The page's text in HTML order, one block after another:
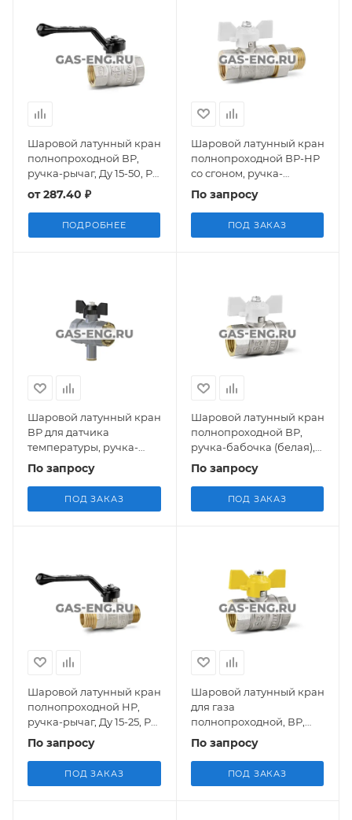
Шаровой латунный кран
полнопроходной ВР,
ручка-рычаг, Ду 15-50, Ру
25-40, LD Pride
от287.40 ₽
ПОДРОБНЕЕ
Шаровой латунный кран
полнопроходной ВР-НР
со сгоном, ручка-
бабочка (белая), Ду 15-25,
Ру 40, LD Pride
По запросу
ПОД ЗАКАЗ
Шаровой латунный кран
ВР для датчика
температуры, ручка-
бабочка, Ду 15, Ру 40, LD
Pride 45.15.В-В.T.Б
По запросу
ПОД ЗАКАЗ
Шаровой латунный кран
полнопроходной ВР,
ручка-бабочка (белая),
Ду 15-32, Ру 25-40, LD
По запросу
ПОД ЗАКАЗ
Шаровой латунный кран
полнопроходной НР,
ручка-рычаг, Ду 15-25, Ру
40, LD Pride
По запросу
ПОД ЗАКАЗ
Шаровой латунный кран
для газа
полнопроходной, ВР,
ручка-бабочка, Ду 15-25,
Ру 40, LD Pride
По запросу
ПОД ЗАКАЗ